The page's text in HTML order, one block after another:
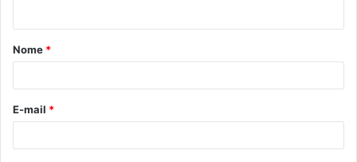
á
r
*
Nome *
E-mail *